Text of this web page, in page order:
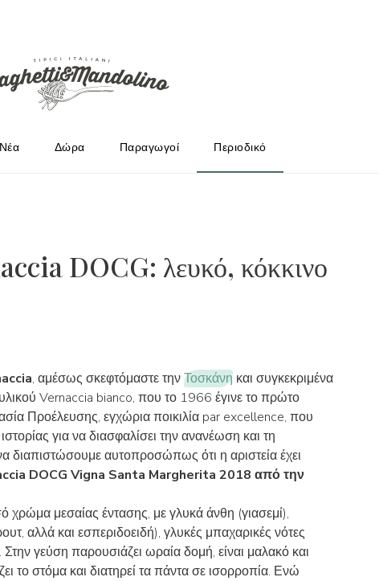
DOCG: λευκό, κόκκινο
, αμέσως σκεφτόμαστε τηνΤοσκάνηκαι συγκεκριμένα
Vernaccia bianco, που το 1966 έγινε το πρώτο
Προέλευσης, εγχώρια ποικιλία par excellence, που
για να διασφαλίσει την ανανέωση και τη
διαπιστώσουμε αυτοπροσώπως ότι η αριστεία έχει
DOCG Vigna Santa Margherita 2018 από την
χρώμα μεσαίας έντασης, με γλυκά άνθη (γιασεμί),
αλλά και εσπεριδοειδή), γλυκές μπαχαρικές νότες
Στην γεύση παρουσιάζει ωραία δομή, είναι μαλακό και
το στόμα και διατηρεί τα πάντα σε ισορροπία. Ενώ
Νέα Δώρα Παραγωγοί Περιοδικό